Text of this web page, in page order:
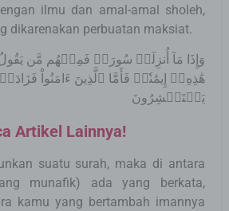
ilmu dan amal-amal sholeh,
dikarenakan perbuatan maksiat.
وَإِذَا مَآ أُنزِلَتۡ سُورَةٞ فَمِنۡهُم مَّن
هَٰذِهِۦٓ إِيمَٰنٗاۚ فَأَمَّا ٱلَّذِينَ ءَامَنُواْ
يَسۡتَبۡشِرُونَ
Artikel Lainnya!
suatu surah, maka di antara
munafik) ada yang berkata,
kamu yang bertambah imannya